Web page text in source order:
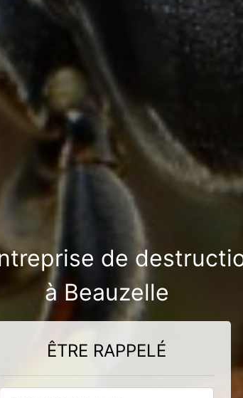
de
à Beauzelle
ÊTRE RAPPELÉ